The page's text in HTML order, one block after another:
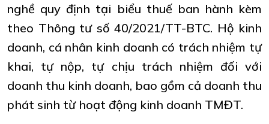
nghề quy định tại biểu thuế ban hành kèm
theo Thông tư số 40/2021/TT-BTC. Hộ kinh
doanh, cá nhân kinh doanh có trách nhiệm tự
khai, tự nộp, tự chịu trách nhiệm đối với
doanh thu kinh doanh, bao gồm cả doanh thu
phát sinh từ hoạt động kinh doanh TMĐT.